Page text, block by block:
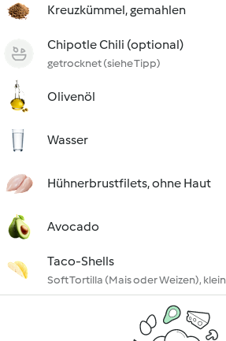
Kreuzkümmel, gemahlen
Chipotle Chili (optional)
getrocknet (siehe Tipp)
Olivenöl
Wasser
Hühnerbrustfilets, ohne Haut
Avocado
Taco-Shells
Soft Tortilla (Mais oder Weizen), klein